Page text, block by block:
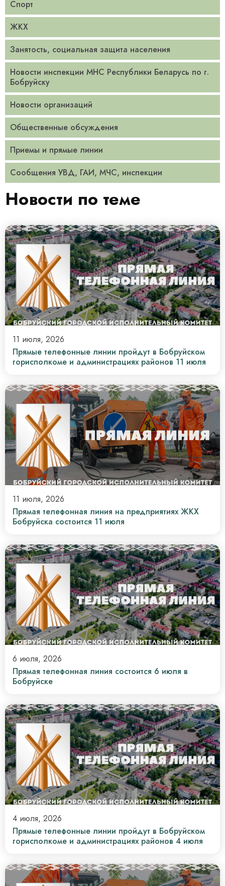
Спорт
ЖКХ
Занятость, социальная защита населения
Новости инспекции МНС Республики Беларусь по г.
Бобруйску
Новости организаций
Общественные обсуждения
Приемы и прямые линии
Сообщения УВД, ГАИ, МЧС, инспекции
Новости по теме
11 июля, 2026
Прямые телефонные линии пройдут в Бобруйском
горисполкоме и администрациях районов 11 июля
11 июля, 2026
Прямая телефонная линия на предприятиях ЖКХ
Бобруйска состоится 11 июля
6 июля, 2026
Прямая телефонная линия состоится 6 июля в
Бобруйске
4 июля, 2026
Прямые телефонные линии пройдут в Бобруйском
горисполкоме и администрациях районов 4 июля